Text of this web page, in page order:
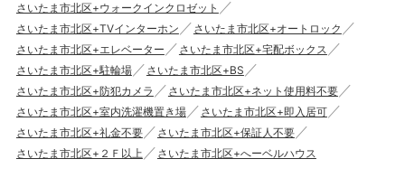
さいたま市北区+ウォークインクロゼット
さいたま市北区+TVインターホン
さいたま市北区+オートロック
さいたま市北区+エレベーター
さいたま市北区+宅配ボックス
さいたま市北区+駐輪場
さいたま市北区+BS
さいたま市北区+防犯カメラ
さいたま市北区+ネット使用料不要
さいたま市北区+室内洗濯機置き場
さいたま市北区+即入居可
さいたま市北区+礼金不要
さいたま市北区+保証人不要
さいたま市北区+２Ｆ以上
さいたま市北区+へーベルハウス